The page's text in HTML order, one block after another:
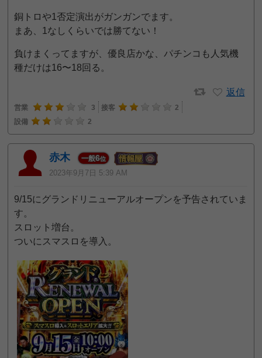
銅トロや1否定演出がガンガンでます。
まあ、1なしくらいでは勝てない！
負けまくってますが、優良店かな、パチンコも人気機
種だけは16〜18回る。
返信
営業 3 接客
2
設備
2
赤木 一般6位
2023年9月7日 5:39 AM
9/15にグランドリニューアルオープンを予告されていま
す。
スロット増台。
ついにスマスロを導入。